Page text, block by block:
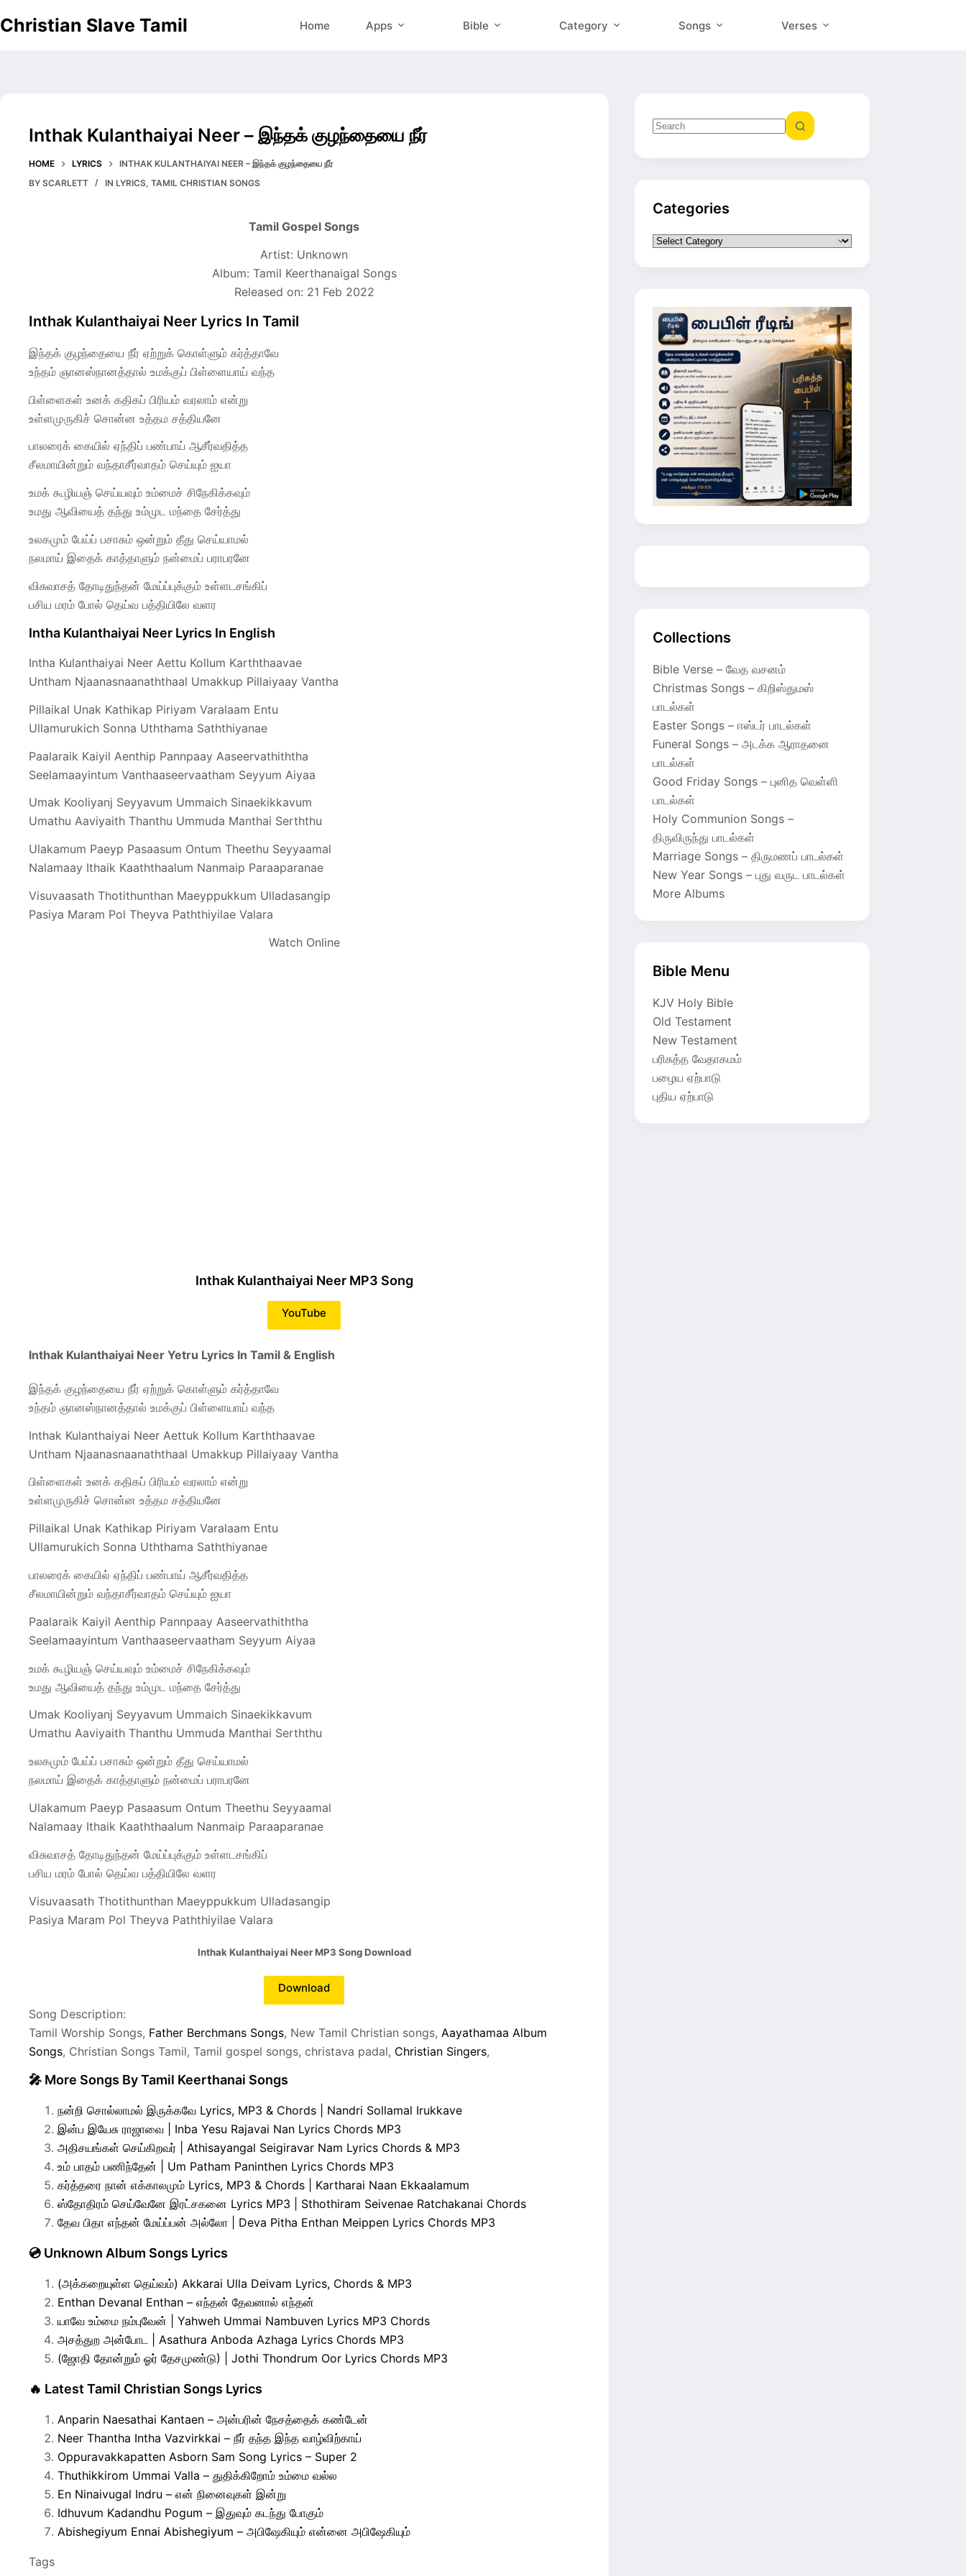
to
Christian Slave Tamil Home Apps Bible Category Songs Verses
Inthak Kulanthaiyai Neer – இந்தக் குழந்தையை நீர்
HOME LYRICS
INTHAK KULANTHAIYAI NEER – இந்தக் குழந்தையை நீர்
BY SCARLETT IN LYRICS,TAMIL CHRISTIAN SONGS
Tamil Gospel Songs
Artist: Unknown
Album: Tamil Keerthanaigal Songs
Released on: 21 Feb 2022
Inthak Kulanthaiyai Neer Lyrics In Tamil
இந்தக் குழந்தையை நீர் ஏற்றுக் கொள்ளும் கர்த்தாவே
உந்தம் ஞானஸ்நானத்தால் உமக்குப் பிள்ளையாய் வந்த
பிள்ளைகள் உனக் கதிகப் பிரியம் வரலாம் என்று
உள்ளமுருகிச் சொன்ன உத்தம சத்தியனே
பாலரைக் கையில் ஏந்திப் பண்பாய் ஆசீர்வதித்த
சீலமாயின்றும் வந்தாசீர்வாதம் செய்யும் ஐயா
உமக் கூழியஞ் செய்யவும் உம்மைச் சிநேகிக்கவும்
உமது ஆவியைத் தந்து உம்முட மந்தை சேர்த்து
உலகமும் பேய்ப் பசாசும் ஒன்றும் தீது செய்யாமல்
நலமாய் இதைக் காத்தாளும் நன்மைப் பராபரனே
விசுவாசத் தோடிதுந்தன் மேய்ப்புக்கும் உள்ளடசங்கிப்
பசிய மரம் போல் தெய்வ பத்தியிலே வளர
Intha Kulanthaiyai Neer Lyrics In English
Intha Kulanthaiyai Neer Aettu Kollum Karththaavae
Untham Njaanasnaanaththaal Umakkup Pillaiyaay Vantha
Pillaikal Unak Kathikap Piriyam Varalaam Entu
Ullamurukich Sonna Uththama Saththiyanae
Paalaraik Kaiyil Aenthip Pannpaay Aaseervathiththa
Seelamaayintum Vanthaaseervaatham Seyyum Aiyaa
Umak Kooliyanj Seyyavum Ummaich Sinaekikkavum
Umathu Aaviyaith Thanthu Ummuda Manthai Serththu
Ulakamum Paeyp Pasaasum Ontum Theethu Seyyaamal
Nalamaay Ithaik Kaaththaalum Nanmaip Paraaparanae
Visuvaasath Thotithunthan Maeyppukkum Ulladasangip
Pasiya Maram Pol Theyva Paththiyilae Valara
Watch Online
Inthak Kulanthaiyai Neer MP3 Song
YouTube
Inthak Kulanthaiyai Neer Yetru Lyrics In Tamil & English
இந்தக் குழந்தையை நீர் ஏற்றுக் கொள்ளும் கர்த்தாவே
உந்தம் ஞானஸ்நானத்தால் உமக்குப் பிள்ளையாய் வந்த
Inthak Kulanthaiyai Neer Aettuk Kollum Karththaavae
Untham Njaanasnaanaththaal Umakkup Pillaiyaay Vantha
பிள்ளைகள் உனக் கதிகப் பிரியம் வரலாம் என்று
உள்ளமுருகிச் சொன்ன உத்தம சத்தியனே
Pillaikal Unak Kathikap Piriyam Varalaam Entu
Ullamurukich Sonna Uththama Saththiyanae
பாலரைக் கையில் ஏந்திப் பண்பாய் ஆசீர்வதித்த
சீலமாயின்றும் வந்தாசீர்வாதம் செய்யும் ஐயா
Paalaraik Kaiyil Aenthip Pannpaay Aaseervathiththa
Seelamaayintum Vanthaaseervaatham Seyyum Aiyaa
உமக் கூழியஞ் செய்யவும் உம்மைச் சிநேகிக்கவும்
உமது ஆவியைத் தந்து உம்முட மந்தை சேர்த்து
Umak Kooliyanj Seyyavum Ummaich Sinaekikkavum
Umathu Aaviyaith Thanthu Ummuda Manthai Serththu
உலகமும் பேய்ப் பசாசும் ஒன்றும் தீது செய்யாமல்
நலமாய் இதைக் காத்தாளும் நன்மைப் பராபரனே
Ulakamum Paeyp Pasaasum Ontum Theethu Seyyaamal
Nalamaay Ithaik Kaaththaalum Nanmaip Paraaparanae
விசுவாசத் தோடிதுந்தன் மேய்ப்புக்கும் உள்ளடசங்கிப்
பசிய மரம் போல் தெய்வ பத்தியிலே வளர
Visuvaasath Thotithunthan Maeyppukkum Ulladasangip
Pasiya Maram Pol Theyva Paththiyilae Valara
Inthak Kulanthaiyai Neer MP3 Song Download
Download
Song Description:
Tamil Worship Songs, Father Berchmans Songs, New Tamil Christian songs, Aayathamaa Album
Songs, Christian Songs Tamil, Tamil gospel songs, christava padal, Christian Singers,
🎤 More Songs By Tamil Keerthanai Songs
நன்றி சொல்லாமல் இருக்கவே Lyrics, MP3 & Chords | Nandri Sollamal Irukkave
இன்ப இயேசு ராஜாவை | Inba Yesu Rajavai Nan Lyrics Chords MP3
அதிசயங்கள் செய்கிறவர் | Athisayangal Seigiravar Nam Lyrics Chords & MP3
உம் பாதம் பணிந்தேன் | Um Patham Paninthen Lyrics Chords MP3
கர்த்தரை நான் எக்காலமும் Lyrics, MP3 & Chords | Kartharai Naan Ekkaalamum
ஸ்தோதிரம் செய்வேனே இரட்சகனை Lyrics MP3 | Sthothiram Seivenae Ratchakanai Chords
தேவ பிதா எந்தன் மேய்ப்பன் அல்லோ | Deva Pitha Enthan Meippen Lyrics Chords MP3
💿 Unknown Album Songs Lyrics
(அக்கறையுள்ள தெய்வம்) Akkarai Ulla Deivam Lyrics, Chords & MP3
Enthan Devanal Enthan – எந்தன் தேவனால் எந்தன்
யாவே உம்மை நம்புவேன் | Yahweh Ummai Nambuven Lyrics MP3 Chords
அசத்துற அன்போட | Asathura Anboda Azhaga Lyrics Chords MP3
(ஜோதி தோன்றும் ஓர் தேசமுண்டு) | Jothi Thondrum Oor Lyrics Chords MP3
🔥 Latest Tamil Christian Songs Lyrics
Anparin Naesathai Kantaen – அன்பரின் நேசத்தைக் கண்டேன்
Neer Thantha Intha Vazvirkkai – நீர் தந்த இந்த வாழ்விற்காய்
Oppuravakkapatten Asborn Sam Song Lyrics – Super 2
Thuthikkirom Ummai Valla – துதிக்கிறோம் உம்மை வல்ல
En Ninaivugal Indru – என் நினைவுகள் இன்று
Idhuvum Kadandhu Pogum – இதுவும் கடந்து போகும்
Abishegiyum Ennai Abishegiyum – அபிஷேகியும் என்னை அபிஷேகியும்
Tags
Categories
Categories
Collections
Bible Verse – வேத வசனம்
Christmas Songs – கிறிஸ்துமஸ்
பாடல்கள்
Easter Songs – ஈஸ்டர் பாடல்கள்
Funeral Songs – அடக்க ஆராதனை
பாடல்கள்
Good Friday Songs – புனித வெள்ளி
பாடல்கள்
Holy Communion Songs –
திருவிருந்து பாடல்கள்
Marriage Songs – திருமணப் பாடல்கள்
New Year Songs – புது வருட பாடல்கள்
More Albums
Bible Menu
KJV Holy Bible
Old Testament
New Testament
பரிசுத்த வேதாகமம்
பழைய ஏற்பாடு
புதிய ஏற்பாடு